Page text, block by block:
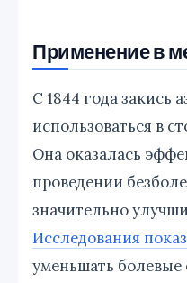
Применение в
С 1844 года закись
использоваться в
Она оказалась
проведении
значительно
Исследования
уменьшать